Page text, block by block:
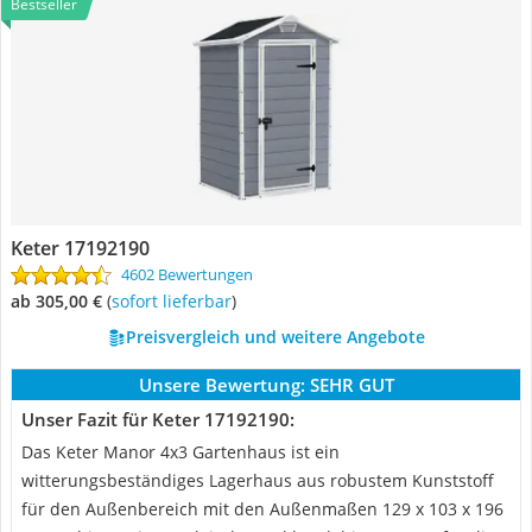
Bestseller
Keter ‎17192190
4602 Bewertungen
ab 305,00 € ( Sofort lieferbar)
Preisvergleich und weitere Angebote
Unsere Bewertung: SEHR GUT
Unser Fazit für Keter ‎17192190:
Das Keter Manor 4x3 Gartenhaus ist ein
witterungsbeständiges Lagerhaus aus robustem Kunststoff
für den Außenbereich mit den Außenmaßen 129 x 103 x 196